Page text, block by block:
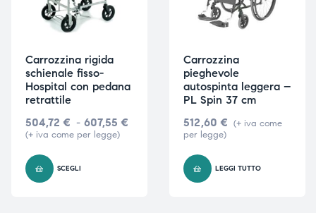
Carrozzina rigida
schienale fisso-
Hospital con pedana
retrattile
504,72 € - 607,55 €
(+ iva come per legge)
SCEGLI
Carrozzina
pieghevole
autospinta leggera –
PL Spin 37 cm
512,60 € (+ iva come
per legge)
LEGGI TUTTO